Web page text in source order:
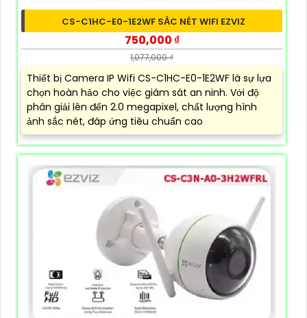
CS-C1HC-E0-1E2WF SẮC NÉT WIFI EZVIZ
750,000 ₫
1,077,000 ₫
Thiết bị Camera IP Wifi CS-C1HC-E0-1E2WF là sự lựa
chọn hoàn hảo cho việc giám sát an ninh. Với độ
phân giải lên đến 2.0 megapixel, chất lượng hình
ảnh sắc nét, đáp ứng tiêu chuẩn cao